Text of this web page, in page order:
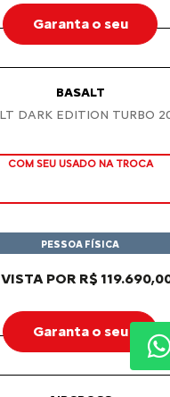
R$ 113.690,00
Garanta o seu
AIRCROSS